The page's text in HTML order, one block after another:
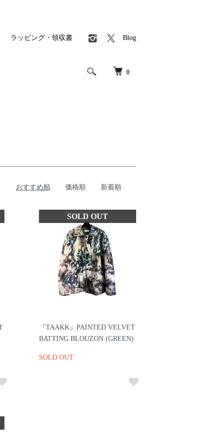
0
ラッピング・領収書 Blog
おすすめ順 価格順 新着順
『TAAKK』PAINTED VELVET
BATTING BLOUZON (GREEN)
SOLD OUT